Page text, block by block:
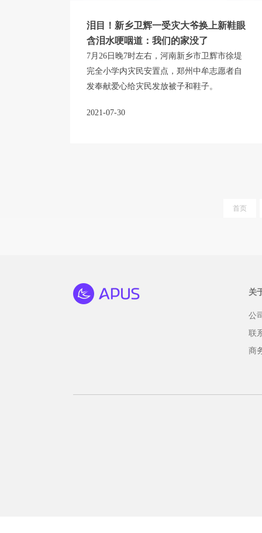
泪目！新乡卫辉一受灾大爷换上新鞋眼
含泪水哽咽道：我们的家没了
7月26日晚7时左右，河南新乡市卫辉市徐堤
完全小学内灾民安置点，郑州中牟志愿者自
发奉献爱心给灾民发放被子和鞋子。
2021-07-30
首页
关
公
联
商